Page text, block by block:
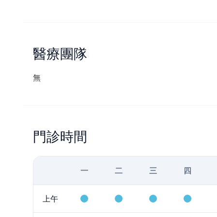
醫療團隊
無
門診時間
一 二 三 四
上午